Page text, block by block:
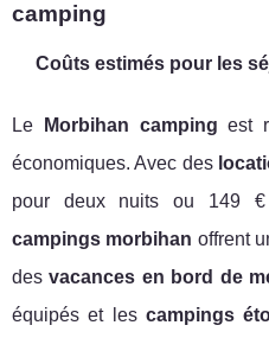
camping
Coûts estimés pour les
Le Morbihan camping est
économiques. Avec des
pour deux nuits ou 149
campings morbihan offrent
desvacances en bord de
équipés et lescampings